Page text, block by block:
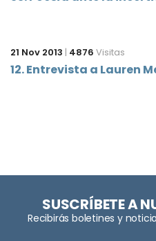
21 Nov 2013 | 4876 Visitas
12. Entrevista a Lauren
SUSCRÍBETE A
Recibirás boletines y